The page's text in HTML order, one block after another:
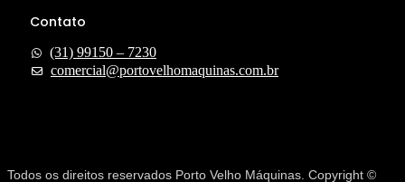
Contato
(31) 99150 – 7230
comercial@portovelhomaquinas.com.br
Todos os direitos reservados Porto Velho Máquinas. Copyright ©